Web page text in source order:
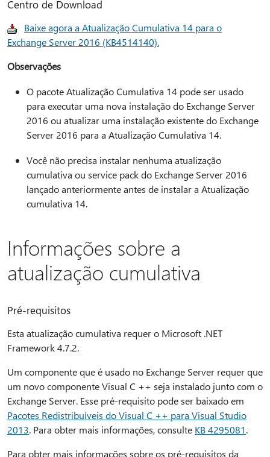
Centro de Download
Baixe agora a Atualização Cumulativa 14 para o
Exchange Server 2016 (KB4514140).
Observações
O pacote Atualização Cumulativa 14 pode ser usado
para executar uma nova instalação do Exchange Server
2016 ou atualizar uma instalação existente do Exchange
Server 2016 para a Atualização Cumulativa 14.
Você não precisa instalar nenhuma atualização
cumulativa ou service pack do Exchange Server 2016
lançado anteriormente antes de instalar a Atualização
cumulativa 14.
Informações sobre a
atualização cumulativa
Pré-requisitos
Esta atualização cumulativa requer o Microsoft .NET
Framework 4.7.2.
Um componente que é usado no Exchange Server requer que
um novo componente Visual C ++ seja instalado junto com o
Exchange Server. Esse pré-requisito pode ser baixado em
Pacotes Redistribuíveis do Visual C ++ para Visual Studio
2013. Para obter mais informações, consulte KB 4295081.
Para obter mais informações sobre os pré-requisitos da